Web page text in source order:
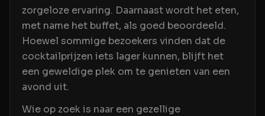
zorgeloze ervaring. Daarnaast wordt het eten,
met name het buffet, als goed beoordeeld.
Hoewel sommige bezoekers vinden dat de
cocktailprijzen iets lager kunnen, blijft het
een geweldige plek om te genieten van een
avond uit.
Wie op zoek is naar een gezellige